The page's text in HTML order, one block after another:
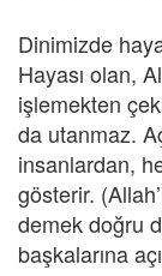
Dinimizde
Hayası olan,
işlemekten
da utanmaz.
insanlardan,
gösterir.
demek doğru
başkalarına